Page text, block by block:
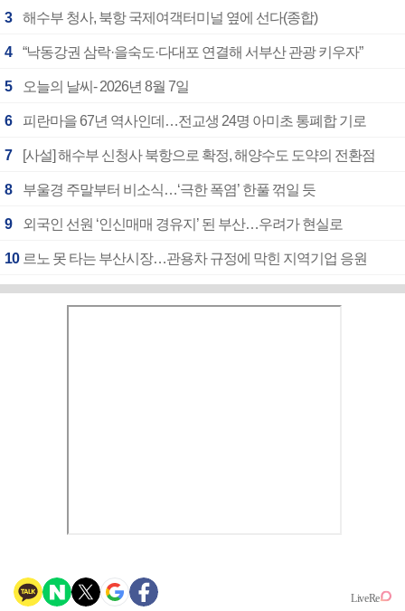
3 해수부 청사, 북항 국제여객터미널 옆에 선다(종합)
4 “낙동강권 삼락·을숙도·다대포 연결해 서부산 관광 키우자”
5 오늘의 날씨- 2026년 8월 7일
6 피란마을 67년 역사인데…전교생 24명 아미초 통폐합 기로
7 [사설] 해수부 신청사 북항으로 확정, 해양수도 도약의 전환점
8 부울경 주말부터 비소식…‘극한 폭염’ 한풀 꺾일 듯
9 외국인 선원 ‘인신매매 경유지’ 된 부산…우려가 현실로
10 르노 못 타는 부산시장…관용차 규정에 막힌 지역기업 응원